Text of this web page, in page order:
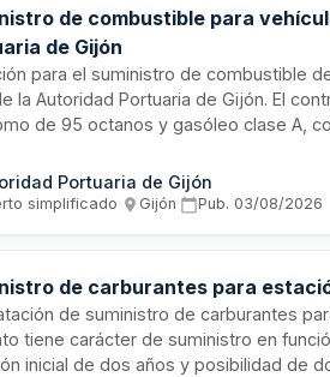
de combustible para
de Gijón
para el suministro de combustible
la Autoridad Portuaria de Gijón. El
de 95 octanos y gasóleo clase A,
la gestión, control y seguimiento
aportando reportes de datos diarios
Portuaria de Gijón
simplificado· Gijón· Pub. 03/08/2026
de carburantes para
de suministro de carburantes
tiene carácter de suministro en
inicial de dos años y posibilidad de